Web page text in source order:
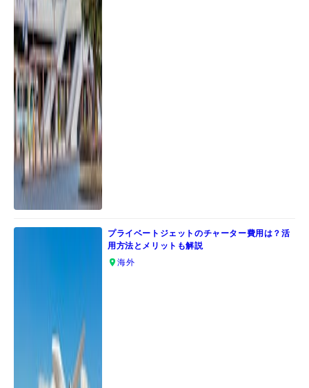
プライベートジェットのチャーター費用は？活
用方法とメリットも解説
海外